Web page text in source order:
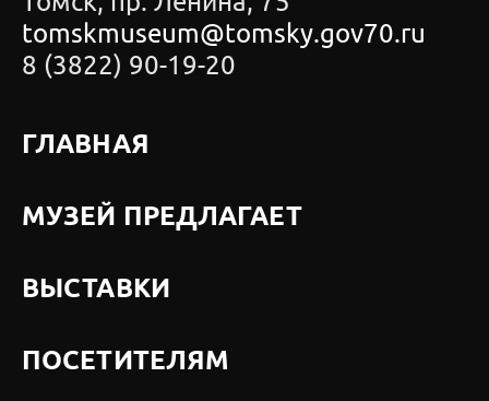
tomskmuseum@tomsky.gov70.ru
8 (3822) 90-19-20
ГЛАВНАЯ
МУЗЕЙ ПРЕДЛАГАЕТ
ВЫСТАВКИ
ПОСЕТИТЕЛЯМ